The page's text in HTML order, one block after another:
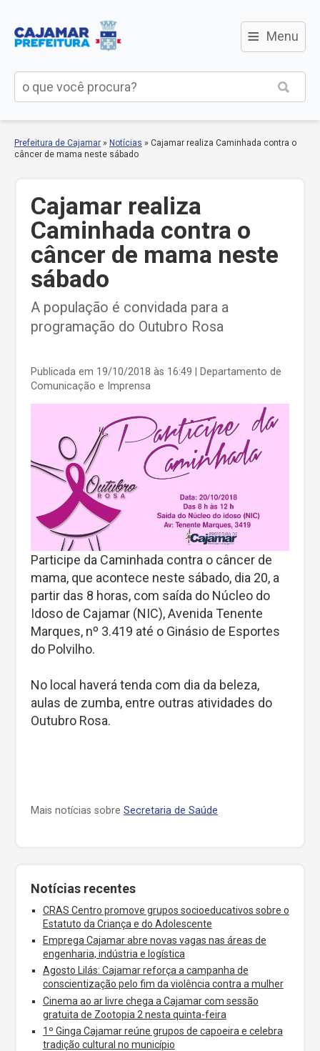
≡ Menu
Prefeitura de Cajamar » Notícias » Cajamar realiza Caminhada contra o
câncer de mama neste sábado
Cajamar realiza
Caminhada contra o
câncer de mama neste
sábado
A população é convidada para a
programação do Outubro Rosa
Publicada em 19/10/2018 às 16:49
| Departamento de
Comunicação e Imprensa
Participe da Caminhada contra o câncer de
mama, que acontece neste sábado, dia 20, a
partir das 8 horas, com saída do Núcleo do
Idoso de Cajamar (NIC), Avenida Tenente
Marques, nº 3.419 até o Ginásio de Esportes
do Polvilho.
No local haverá tenda com dia da beleza,
aulas de zumba, entre outras atividades do
Outubro Rosa.
Mais notícias sobre Secretaria de Saúde
Notícias recentes
CRAS Centro promove grupos socioeducativos sobre o
Estatuto da Criança e do Adolescente
Emprega Cajamar abre novas vagas nas áreas de
engenharia, indústria e logística
Agosto Lilás: Cajamar reforça a campanha de
conscientização pelo fim da violência contra a mulher
Cinema ao ar livre chega a Cajamar com sessão
gratuita de Zootopia 2 nesta quinta-feira
1º Ginga Cajamar reúne grupos de capoeira e celebra
tradição cultural no município